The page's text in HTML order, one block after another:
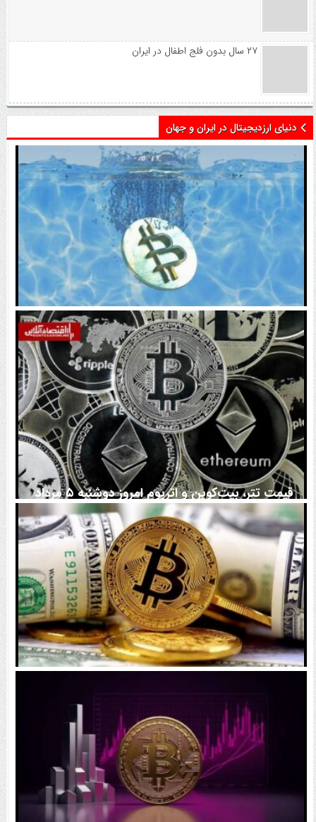
۲۷ سال بدون فلج اطفال در ایران
دنیای ارزدیجیتال در ایران و جهان
اتفاق تاریخی در بازار رمزارزها / بیت‌کوین سبز شد
قیمت تتر، بیت‌کوین و اتریوم امروز دوشنبه ۵ مرداد
۱۴۰۵ | بیت‌کوین این مرز را از دست بدهد، همه‌چیز تغییر
می‌کند